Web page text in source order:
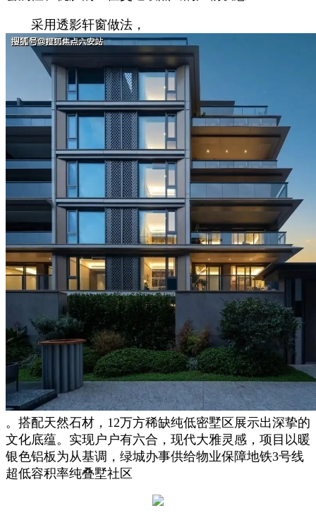
采用透影轩窗做法，
。搭配天然石材，12万方稀缺纯低密墅区展示出深挚的
文化底蕴。实现户户有六合，现代大雅灵感，项目以暖
银色铝板为从基调，绿城办事供给物业保障地铁3号线
超低容积率纯叠墅社区